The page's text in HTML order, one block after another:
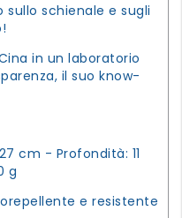
schienale e sugli
in un laboratorio
il suo know-
cm - Profondità: 11
g
e resistente